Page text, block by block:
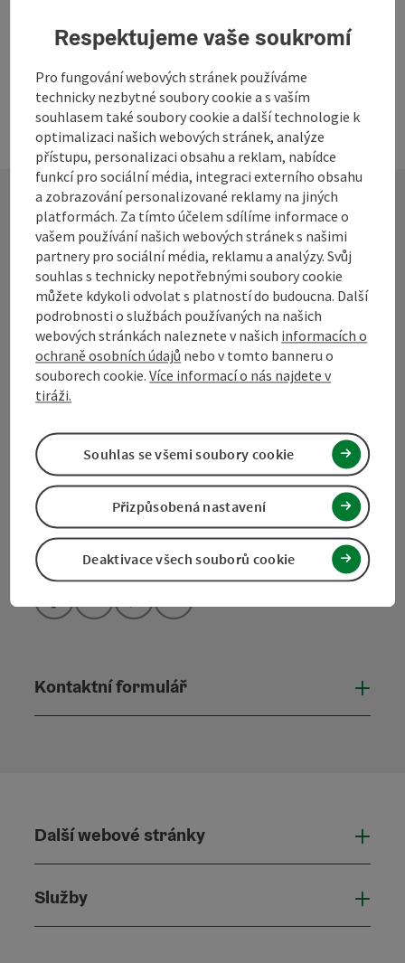
Kontakt
Turistické sdružení Mühlviertel
Hauptplatz 19
4190 Bad Leonfelden
+43 50 7263 100
info@muehlviertel.at
FacebookInstagramPinterestLinkedIn
Kontaktní formulář
Další webové stránky
Služby
Respektujeme vaše soukromí
Pro fungování webových stránek používáme
technicky nezbytné soubory cookie a s vaším
souhlasem také soubory cookie a další technologie k
optimalizaci našich webových stránek, analýze
přístupu, personalizaci obsahu a reklam, nabídce
funkcí pro sociální média, integraci externího obsahu
a zobrazování personalizované reklamy na jiných
platformách. Za tímto účelem sdílíme informace o
vašem používání našich webových stránek s našimi
partnery pro sociální média, reklamu a analýzy. Svůj
souhlas s technicky nepotřebnými soubory cookie
můžete kdykoli odvolat s platností do budoucna. Další
podrobnosti o službách používaných na našich
webových stránkách naleznete v našich informacích o
ochraně osobních údajů nebo v tomto banneru o
souborech cookie.Více informací o nás najdete v
tiráži.
Deaktivace všech souborů cookie
Přizpůsobená nastavení
Souhlas se všemi soubory cookie